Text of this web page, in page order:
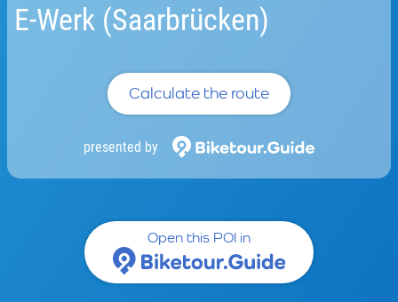
E-Werk (Saarbrücken)
Calculate the route
presented by
Open this POI in